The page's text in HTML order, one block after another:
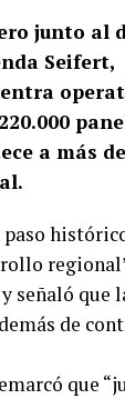
junto al
Seifert,
a más
señaló que
de
que